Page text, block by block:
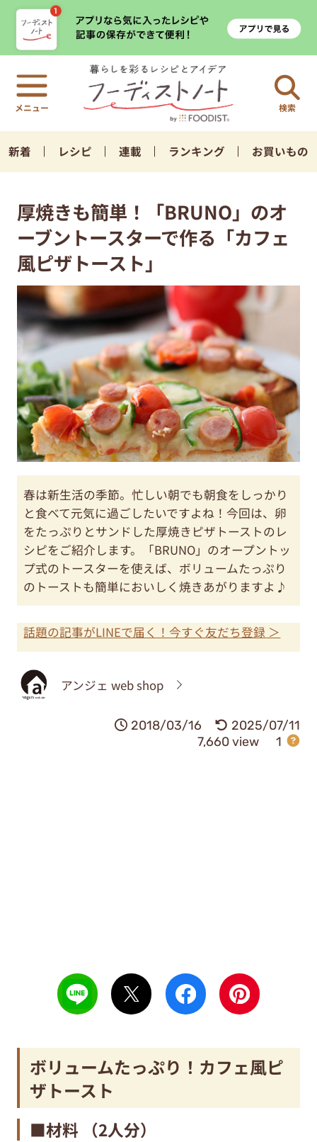
検索
新着 レシピ 連載 ランキング お買いもの
厚焼きも簡単！「BRUNO」のオ
ーブントースターで作る「カフェ
風ピザトースト」
春は新生活の季節。忙しい朝でも朝食をしっかり
と食べて元気に過ごしたいですよね！今回は、卵
をたっぷりとサンドした厚焼きピザトーストのレ
シピをご紹介します。「BRUNO」のオープントッ
プ式のトースターを使えば、ボリュームたっぷり
のトーストも簡単においしく焼きあがりますよ♪
話題の記事がLINEで届く！今すぐ友だち登録 ＞
アンジェ web shop
2018/03/16
2025/07/11
7,660 view
1
ボリュームたっぷり！カフェ風ピ
ザトースト
■材料 （2人分）